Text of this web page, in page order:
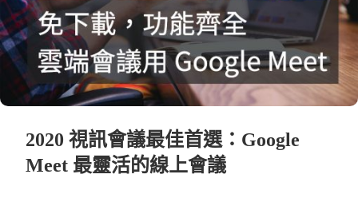
2020 視訊會議最佳首選：Google
Meet 最靈活的線上會議